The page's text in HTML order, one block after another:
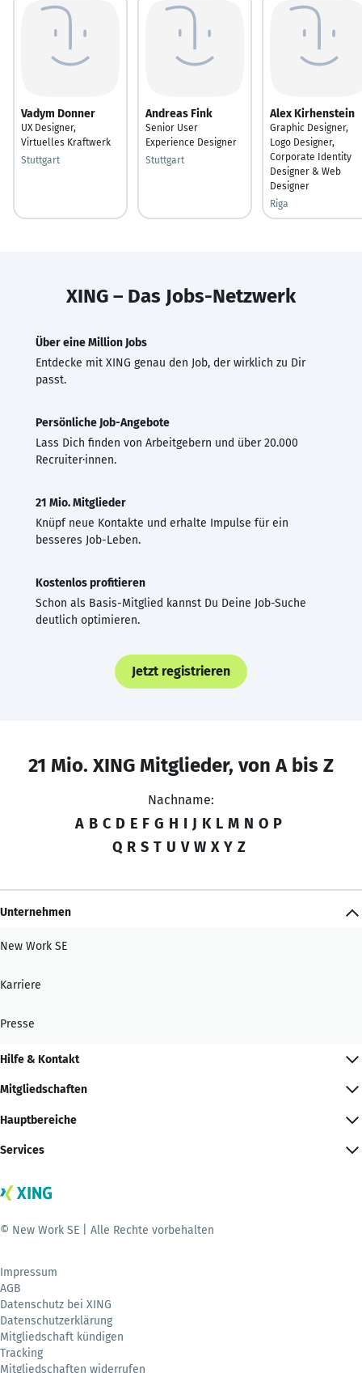
Vadym Donner
UX Designer,
Virtuelles Kraftwerk
Stuttgart
Andreas Fink
Senior User
Experience Designer
Stuttgart
Alex Kirhenstein
Graphic Designer,
Logo Designer,
Corporate Identity
Designer & Web
Designer
Riga
XING – Das Jobs-Netzwerk
Über eine Million Jobs
Entdecke mit XING genau den Job, der wirklich zu Dir
passt.
Persönliche Job-Angebote
Lass Dich finden von Arbeitgebern und über 20.000
Recruiter·innen.
21 Mio. Mitglieder
Knüpf neue Kontakte und erhalte Impulse für ein
besseres Job-Leben.
Kostenlos profitieren
Schon als Basis-Mitglied kannst Du Deine Job-Suche
deutlich optimieren.
Jetzt registrieren
21 Mio. XING Mitglieder, von A bis Z
Nachname:
A B C D E F G H I J K L M N O P
Q R S T U V W X Y Z
Unternehmen
New Work SE
Karriere
Presse
Hilfe & Kontakt
Mitgliedschaften
Hauptbereiche
Services
© New Work SE | Alle Rechte vorbehalten
Impressum
AGB
Datenschutz bei XING
Datenschutzerklärung
Mitgliedschaft kündigen
Tracking
Mitgliedschaften widerrufen